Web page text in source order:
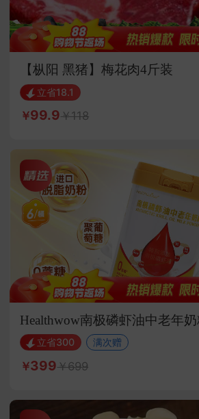
【枞阳 黑猪】梅花肉4斤装
立省18.1
99.9 118
Healthwow南极磷虾油中老年
立省300 满次赠
399 699